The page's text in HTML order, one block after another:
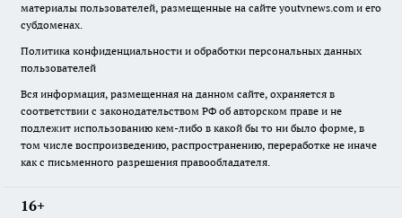
материалы пользователей, размещенные на сайте youtvnews.com и его
субдоменах.
Политика конфиденциальности и обработки персональных данных
пользователей
Вся информация, размещенная на данном сайте, охраняется в
соответствии с законодательством РФ об авторском праве и не
подлежит использованию кем-либо в какой бы то ни было форме, в
том числе воспроизведению, распространению, переработке не иначе
как с письменного разрешения правообладателя.
16+